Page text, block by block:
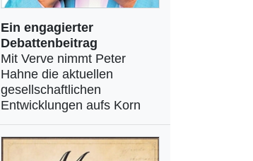
Ein engagierter
Debattenbeitrag
Mit Verve nimmt Peter
Hahne die aktuellen
gesellschaftlichen
Entwicklungen aufs Korn